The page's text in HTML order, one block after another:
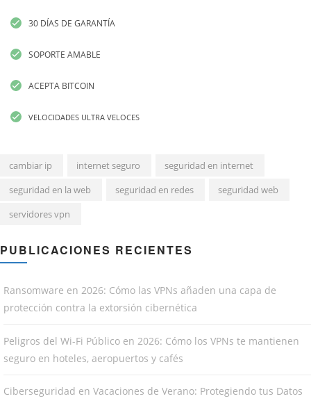
30 DÍAS DE GARANTÍA
SOPORTE AMABLE
ACEPTA BITCOIN
VELOCIDADES ULTRA VELOCES
cambiar ip internet seguro
seguridad en internet
seguridad en la web
seguridad en redes
seguridad web
servidores vpn
PUBLICACIONES RECIENTES
Ransomware en 2026: Cómo las VPNs añaden una capa de
protección contra la extorsión cibernética
Peligros del Wi-Fi Público en 2026: Cómo los VPNs te mantienen
seguro en hoteles, aeropuertos y cafés
Ciberseguridad en Vacaciones de Verano: Protegiendo tus Datos